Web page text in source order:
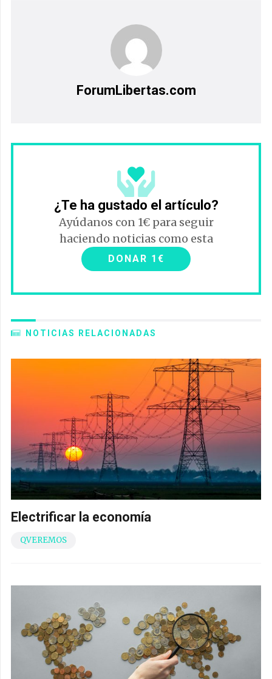
ForumLibertas.com
¿Te ha gustado el artículo?
Ayúdanos con 1€ para seguir
haciendo noticias como esta
DONAR 1€
NOTICIAS RELACIONADAS
Electrificar la economía
QVEREMOS